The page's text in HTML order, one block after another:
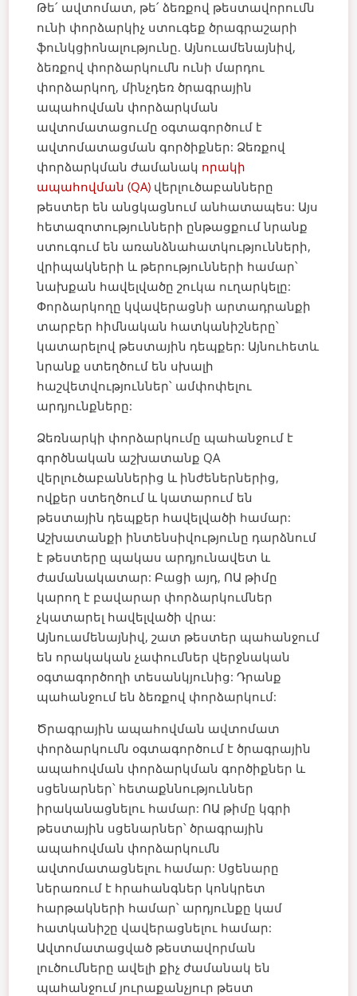
Թե՛ ավտոմատ, թե՛ ձեռքով թեստավորումն
ունի փորձարկիչ ստուգեք ծրագրաշարի
ֆունկցիոնալությունը. Այնուամենայնիվ,
ձեռքով փորձարկումն ունի մարդու
փորձարկող, մինչդեռ ծրագրային
ապահովման փորձարկման
ավտոմատացումը օգտագործում է
ավտոմատացման գործիքներ: Ձեռքով
փորձարկման ժամանակ որակի
ապահովման (QA) վերլուծաբանները
թեստեր են անցկացնում անհատապես: Այս
հետազոտությունների ընթացքում նրանք
ստուգում են առանձնահատկությունների,
վրիպակների և թերությունների համար՝
նախքան հավելվածը շուկա ուղարկելը:
Փորձարկողը կվավերացնի արտադրանքի
տարբեր հիմնական հատկանիշները՝
կատարելով թեստային դեպքեր: Այնուհետև
նրանք ստեղծում են սխալի
հաշվետվություններ՝ ամփոփելու
արդյունքները:
Ձեռնարկի փորձարկումը պահանջում է
գործնական աշխատանք QA
վերլուծաբաններից և ինժեներներից,
ովքեր ստեղծում և կատարում են
թեստային դեպքեր հավելվածի համար:
Աշխատանքի ինտենսիվությունը դարձնում
է թեստերը պակաս արդյունավետ և
ժամանակատար: Բացի այդ, ՈԱ թիմը
կարող է բավարար փորձարկումներ
չկատարել հավելվածի վրա:
Այնուամենայնիվ, շատ թեստեր պահանջում
են որակական չափումներ վերջնական
օգտագործողի տեսանկյունից: Դրանք
պահանջում են ձեռքով փորձարկում:
Ծրագրային ապահովման ավտոմատ
փորձարկումն օգտագործում է ծրագրային
ապահովման փորձարկման գործիքներ և
սցենարներ՝ հետաքննություններ
իրականացնելու համար: ՈԱ թիմը կգրի
թեստային սցենարներ՝ ծրագրային
ապահովման փորձարկումն
ավտոմատացնելու համար: Սցենարը
ներառում է հրահանգներ կոնկրետ
հարթակների համար՝ արդյունքը կամ
հատկանիշը վավերացնելու համար:
Ավտոմատացված թեստավորման
լուծումները ավելի քիչ ժամանակ են
պահանջում յուրաքանչյուր թեստ